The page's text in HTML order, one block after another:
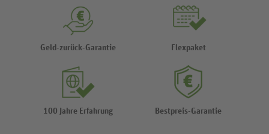
Geld-zurück-Garantie Flexpaket
100 Jahre Erfahrung Bestpreis-Garantie